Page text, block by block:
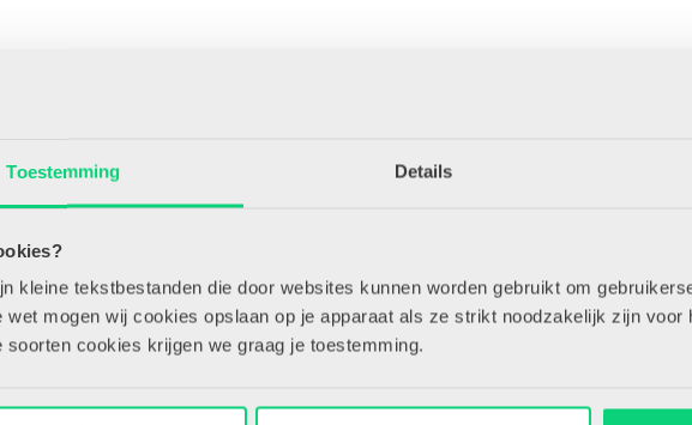
Toestemming Details
kleine tekstbestanden die door websites kunnen worden gebruikt om
wet mogen wij cookies opslaan op je apparaat als ze strikt noodzakelijk zijn voor
soorten cookies krijgen we graag je toestemming.